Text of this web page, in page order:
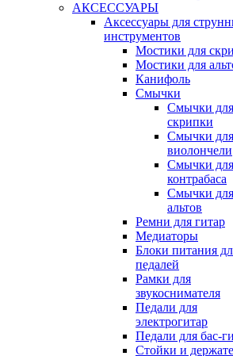
АКСЕССУАРЫ
Аксессуары для
инструментов
Мостики для
Мостики для
Канифоль
Смычки
Смычки для
скрипки
Смычки для
виолончели
Смычки для
контрабаса
Смычки для
альтов
Ремни для гитар
Медиаторы
Блоки питания
педалей
Рамки для
звукоснимателя
Педали для
электрогитар
Педали для бас-
Стойки и